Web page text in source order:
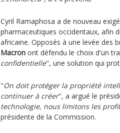
Cyril Ramaphosa a de nouveau
pharmaceutiques occidentaux, afin
africaine. Opposés à une levée des
Macron ont défendu le choix d'un
confidentielle", une solution qui
"On doit protéger la propriété
continuer à créer", a argué le
technologie, nous limitons les
présidente de la Commission.